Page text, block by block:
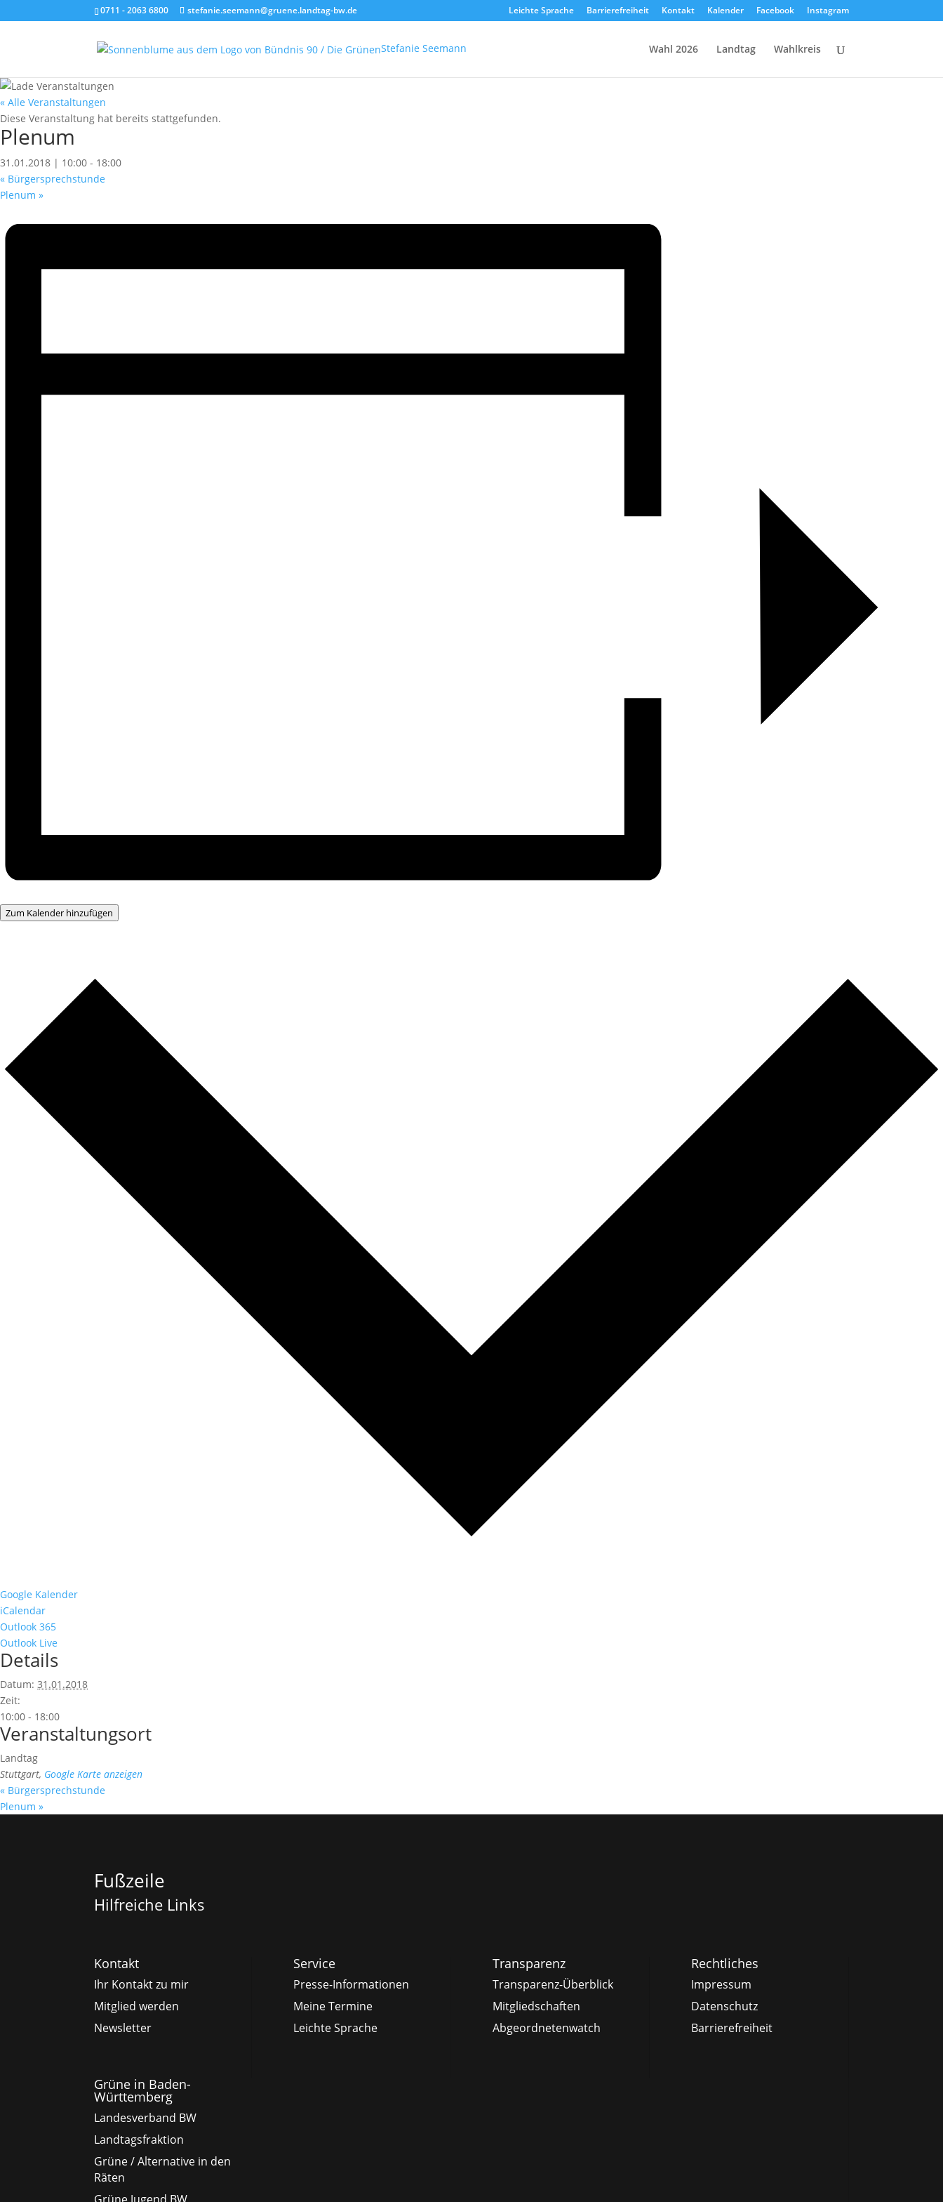
0711 - 2063 6800 stefanie.seemann@gruene.landtag-bw.de Leichte Sprache Barrierefreiheit Kontakt Kalender Facebook Instagram
Stefanie Seemann Wahl 2026 Landtag Wahlkreis
« Alle Veranstaltungen
Diese Veranstaltung hat bereits stattgefunden.
Plenum
31.01.2018 | 10:00 - 18:00
« Bürgersprechstunde
Plenum »
Zum Kalender hinzufügen
Google Kalender
iCalendar
Outlook 365
Outlook Live
Details
Datum: 31.01.2018
Zeit:
10:00 - 18:00
Veranstaltungsort
Landtag
Stuttgart, Google Karte anzeigen
« Bürgersprechstunde
Plenum »
Fußzeile
Hilfreiche Links
Kontakt
Ihr Kontakt zu mir
Mitglied werden
Newsletter
Service
Presse-Informationen
Meine Termine
Leichte Sprache
Transparenz
Transparenz-Überblick
Mitgliedschaften
Abgeordnetenwatch
Rechtliches
Impressum
Datenschutz
Barrierefreiheit
Grüne in Baden-
Württemberg
Landesverband BW
Landtagsfraktion
Grüne / Alternative in den
Räten
Grüne Jugend BW